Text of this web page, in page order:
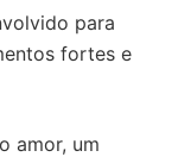
para
fortes e
amor, um